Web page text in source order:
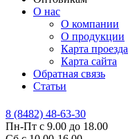
О нас
О компании
О продукции
Карта проезда
Карта сайта
Обратная связь
Статьи
8 (8482) 48-63-30
Пн-Пт с 9.00 до 18.00